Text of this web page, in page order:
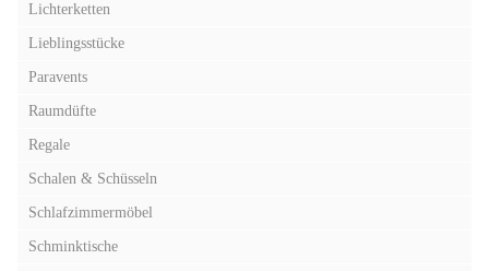
Lichterketten
Lieblingsstücke
Paravents
Raumdüfte
Regale
Schalen & Schüsseln
Schlafzimmermöbel
Schminktische